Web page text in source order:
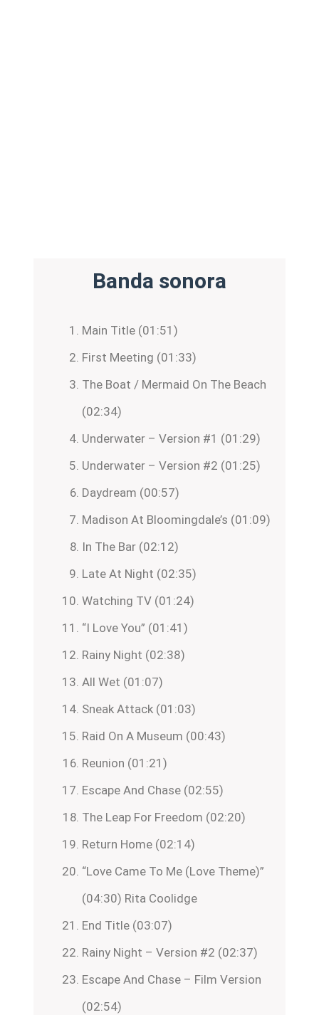
Banda sonora
Main Title (01:51)
First Meeting (01:33)
The Boat / Mermaid On The Beach
(02:34)
Underwater – Version #1 (01:29)
Underwater – Version #2 (01:25)
Daydream (00:57)
Madison At Bloomingdale’s (01:09)
In The Bar (02:12)
Late At Night (02:35)
Watching TV (01:24)
“I Love You” (01:41)
Rainy Night (02:38)
All Wet (01:07)
Sneak Attack (01:03)
Raid On A Museum (00:43)
Reunion (01:21)
Escape And Chase (02:55)
The Leap For Freedom (02:20)
Return Home (02:14)
“Love Came To Me (Love Theme)”
(04:30) Rita Coolidge
End Title (03:07)
Rainy Night – Version #2 (02:37)
Escape And Chase – Film Version
(02:54)